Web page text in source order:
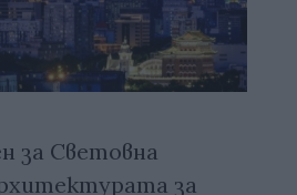
за Световна
за